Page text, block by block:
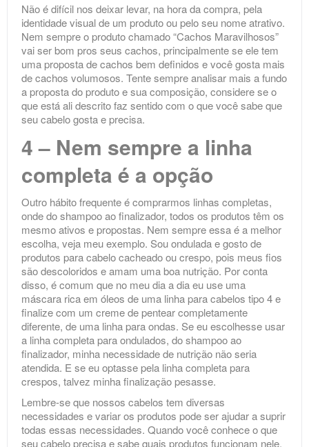
Não é difícil nos deixar levar, na hora da compra, pela
identidade visual de um produto ou pelo seu nome atrativo.
Nem sempre o produto chamado “Cachos Maravilhosos”
vai ser bom pros seus cachos, principalmente se ele tem
uma proposta de cachos bem definidos e você gosta mais
de cachos volumosos. Tente sempre analisar mais a fundo
a proposta do produto e sua composição, considere se o
que está ali descrito faz sentido com o que você sabe que
seu cabelo gosta e precisa.
4 – Nem sempre a linha
completa é a opção
Outro hábito frequente é comprarmos linhas completas,
onde do shampoo ao finalizador, todos os produtos têm os
mesmo ativos e propostas. Nem sempre essa é a melhor
escolha, veja meu exemplo. Sou ondulada e gosto de
produtos para cabelo cacheado ou crespo, pois meus fios
são descoloridos e amam uma boa nutrição. Por conta
disso, é comum que no meu dia a dia eu use uma
máscara rica em óleos de uma linha para cabelos tipo 4 e
finalize com um creme de pentear completamente
diferente, de uma linha para ondas. Se eu escolhesse usar
a linha completa para ondulados, do shampoo ao
finalizador, minha necessidade de nutrição não seria
atendida. E se eu optasse pela linha completa para
crespos, talvez minha finalização pesasse.
Lembre-se que nossos cabelos tem diversas
necessidades e variar os produtos pode ser ajudar a suprir
todas essas necessidades. Quando você conhece o que
seu cabelo precisa e sabe quais produtos funcionam nele,